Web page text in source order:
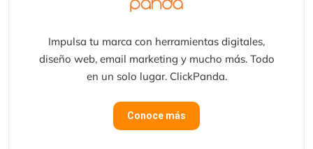
Impulsa tu marca con herramientas digitales,
diseño web, email marketing y mucho más. Todo
en un solo lugar. ClickPanda.
Conoce más